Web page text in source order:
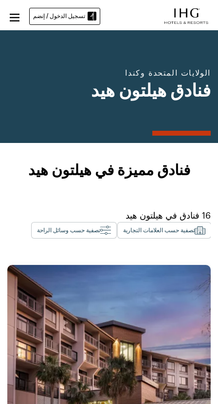
تسجيل الدخول / إنضم
الولايات المتحدة وكندا
فنادق هيلتون هيد
فنادق مميزة في هيلتون هيد
16 فنادق في هيلتون هيد
تصفية حسب العلامات التجارية تصفية حسب وسائل الراحة